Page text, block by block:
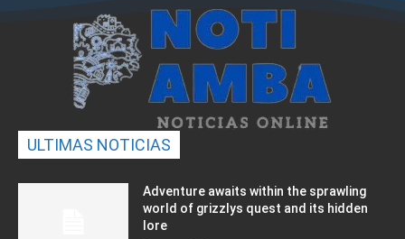
ULTIMAS NOTICIAS
Adventure awaits within the sprawling
world of grizzlys quest and its hidden
lore